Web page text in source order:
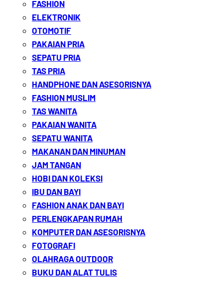
FASHION
ELEKTRONIK
OTOMOTIF
PAKAIAN PRIA
SEPATU PRIA
TAS PRIA
HANDPHONE DAN ASESORISNYA
FASHION MUSLIM
TAS WANITA
PAKAIAN WANITA
SEPATU WANITA
MAKANAN DAN MINUMAN
JAM TANGAN
HOBI DAN KOLEKSI
IBU DAN BAYI
FASHION ANAK DAN BAYI
PERLENGKAPAN RUMAH
KOMPUTER DAN ASESORISNYA
FOTOGRAFI
OLAHRAGA OUTDOOR
BUKU DAN ALAT TULIS